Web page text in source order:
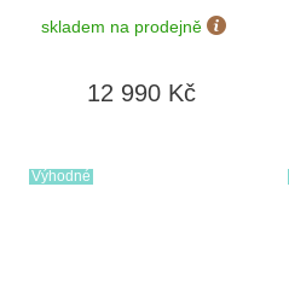
možnost výměny do 90
dní
skladem na prodejně
12 990 Kč
Výhodné